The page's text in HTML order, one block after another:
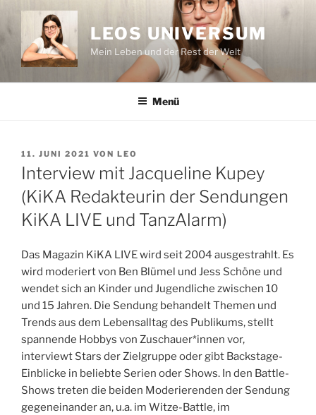
Zum
springen
LEOS UNIVERSUM
Mein Leben und der Rest der Welt
Menü
VERÖFFENTLICHT
AM
11. JUNI 2021 VON LEO
Interview mit Jacqueline Kupey
(KiKA Redakteurin der Sendungen
KiKA LIVE und TanzAlarm)
Das Magazin KiKA LIVE wird seit 2004 ausgestrahlt. Es
wird moderiert von Ben Blümel und Jess Schöne und
wendet sich an Kinder und Jugendliche zwischen 10
und 15 Jahren. Die Sendung behandelt Themen und
Trends aus dem Lebensalltag des Publikums, stellt
spannende Hobbys von Zuschauer*innen vor,
interviewt Stars der Zielgruppe oder gibt Backstage-
Einblicke in beliebte Serien oder Shows. In den Battle-
Shows treten die beiden Moderierenden der Sendung
gegeneinander an, u.a. im Witze-Battle, im